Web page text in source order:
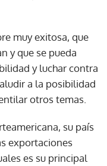
muy exitosa, que
y que se pueda
y luchar contra
a la posibilidad
otros temas.
su país
exportaciones
es su principal